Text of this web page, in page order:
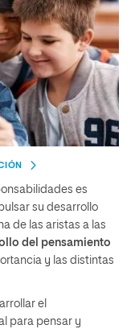
es
su desarrollo
de las aristas a las
del pensamiento
y las distintas
el
para pensar y